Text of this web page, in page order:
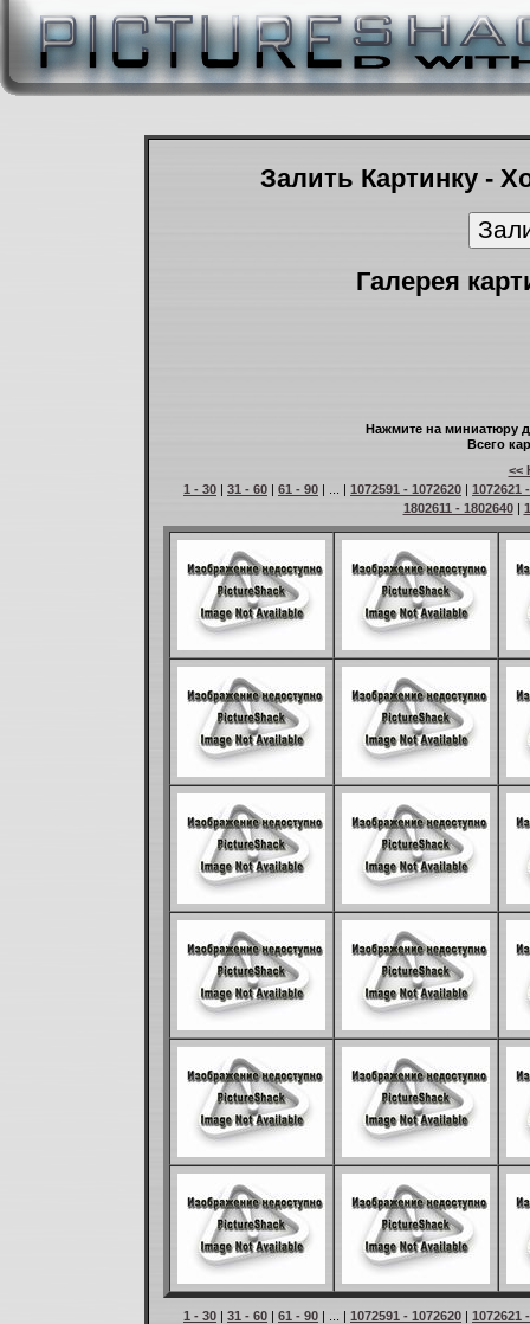
Залить Картинку -
Галерея
Нажмите на миниатюру
Всего
<<
1 - 30 | 31 - 60 | 61 - 90 | ... | 1072591 - 1072620 | 1072621
1802611 - 1802640|
1 - 30 | 31 - 60 | 61 - 90 | ... | 1072591 - 1072620 | 1072621